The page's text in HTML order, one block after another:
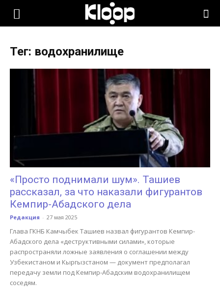
KLOOP.KG
Кыргызстана
Тег: водохранилище
«Просто поднимали шум». Ташиев
рассказал, за что наказали фигурантов
Кемпир-Абадского дела
Редакция - 27 мая 2025
Глава ГКНБ Камчыбек Ташиев назвал фигурантов Кемпир-
Абадского дела «деструктивными силами», которые
распространяли ложные заявления о соглашении между
Узбекистаном и Кыргызстаном — документ предполагал
передачу земли под Кемпир-Абадским водохранилищем
соседям.